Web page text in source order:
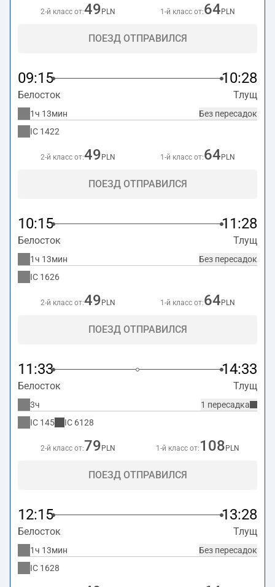
2-й класс от:49 PLN 1-й класс от:64 PLN
ПОЕЗД ОТПРАВИЛСЯ
09:15 10:28
Белосток Тлущ
Без пересадок
1ч 13мин
IC 1422
2-й класс от:49 PLN 1-й класс от:64 PLN
ПОЕЗД ОТПРАВИЛСЯ
10:15 11:28
Белосток Тлущ
Без пересадок
1ч 13мин
IC 1626
2-й класс от:49 PLN 1-й класс от:64 PLN
ПОЕЗД ОТПРАВИЛСЯ
11:33 14:33
Белосток Тлущ
1 пересадка
3ч
IC 145 IC 6128
2-й класс от:79 PLN 1-й класс от: 108 PLN
ПОЕЗД ОТПРАВИЛСЯ
12:15 13:28
Белосток Тлущ
Без пересадок
1ч 13мин
IC 1628